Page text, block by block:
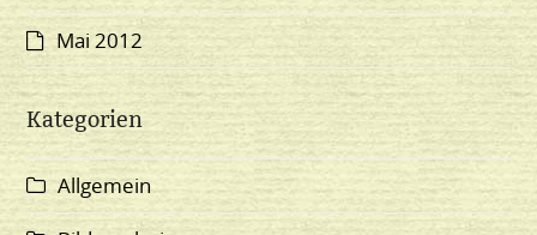
Mai 2012
Kategorien
Allgemein